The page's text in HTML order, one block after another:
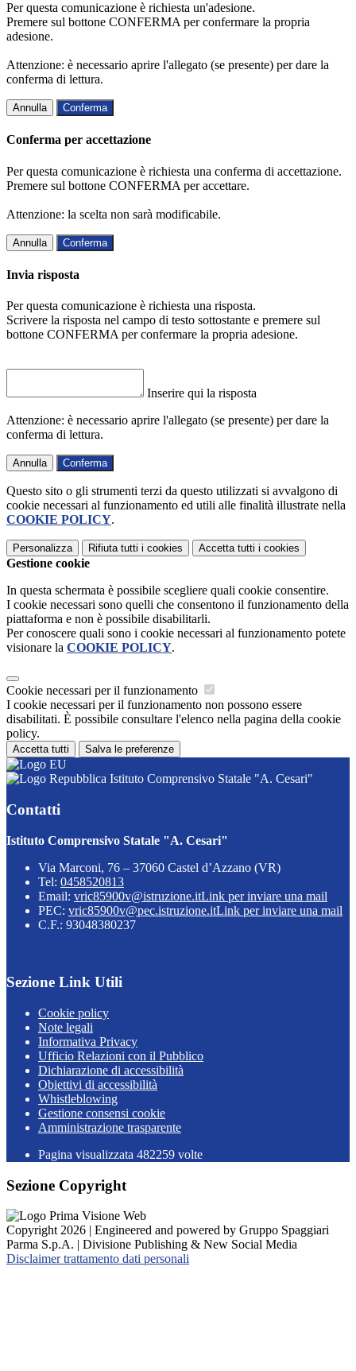
Per questa comunicazione è richiesta un'adesione.
Premere sul bottone CONFERMA per confermare la propria
adesione.
Attenzione: è necessario aprire l'allegato (se presente) per dare la
conferma di lettura.
Annulla Conferma
Conferma per accettazione
Per questa comunicazione è richiesta una conferma di accettazione.
Premere sul bottone CONFERMA per accettare.
Attenzione: la scelta non sarà modificabile.
Annulla Conferma
Invia risposta
Per questa comunicazione è richiesta una risposta.
Scrivere la risposta nel campo di testo sottostante e premere sul
bottone CONFERMA per confermare la propria adesione.
Inserire qui la risposta
Attenzione: è necessario aprire l'allegato (se presente) per dare la
conferma di lettura.
Annulla Conferma
Questo sito o gli strumenti terzi da questo utilizzati si avvalgono di
cookie necessari al funzionamento ed utili alle finalità illustrate nella
COOKIE POLICY.
Personalizza Rifiuta tutti i cookies Accetta tutti i cookies
Gestione cookie
In questa schermata è possibile scegliere quali cookie consentire.
I cookie necessari sono quelli che consentono il funzionamento della
piattaforma e non è possibile disabilitarli.
Per conoscere quali sono i cookie necessari al funzionamento potete
visionare la COOKIE POLICY.
Cookie necessari per il funzionamento
I cookie necessari per il funzionamento non possono essere
disabilitati. È possibile consultare l'elenco nella pagina della cookie
policy.
Accetta tutti Salva le preferenze
Istituto Comprensivo Statale "A. Cesari"
Contatti
Istituto Comprensivo Statale "A. Cesari"
Via Marconi, 76 – 37060 Castel d’Azzano (VR)
Tel: 0458520813
Email: vric85900v@istruzione.itLink per inviare una mail
PEC: vric85900v@pec.istruzione.itLink per inviare una mail
C.F.: 93048380237
Sezione Link Utili
Cookie policy
Note legali
Informativa Privacy
Ufficio Relazioni con il Pubblico
Dichiarazione di accessibilità
Obiettivi di accessibilità
Whistleblowing
Gestione consensi cookie
Amministrazione trasparente
Pagina visualizzata 482259 volte
Sezione Copyright
Copyright 2026 | Engineered and powered by Gruppo Spaggiari
Parma S.p.A. | Divisione Publishing & New Social Media
Disclaimer trattamento dati personali